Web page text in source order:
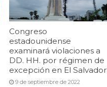
Congreso
estadounidense
examinará violaciones a
DD. HH. por régimen de
excepción en El Salvador
9 de septiembre de 2022